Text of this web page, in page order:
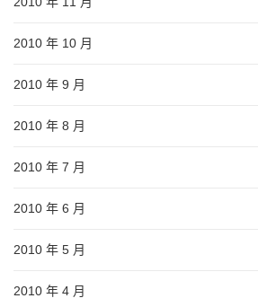
2010 年 10 月
2010 年 9 月
2010 年 8 月
2010 年 7 月
2010 年 6 月
2010 年 5 月
2010 年 4 月